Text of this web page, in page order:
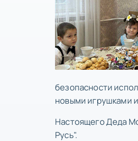
безопасности
новыми игрушками
Настоящего Деда
Русь".